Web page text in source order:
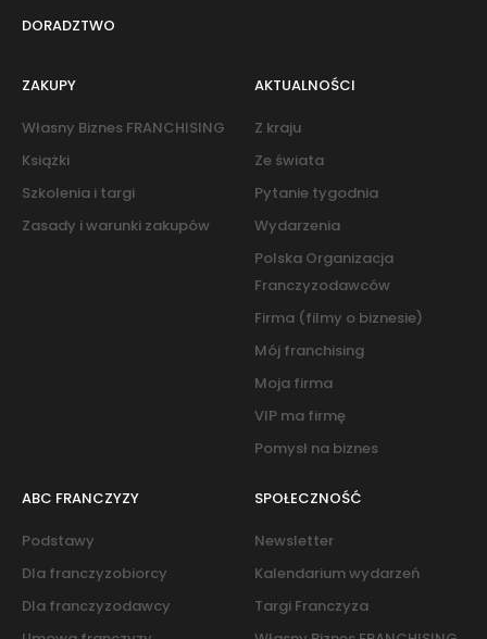
DORADZTWO
ZAKUPY
Własny Biznes FRANCHISING
Książki
Szkolenia i targi
Zasady i warunki zakupów
AKTUALNOŚCI
Z kraju
Ze świata
Pytanie tygodnia
Wydarzenia
Polska Organizacja
Franczyzodawców
Firma (filmy o biznesie)
Mój franchising
Moja firma
VIP ma firmę
Pomysł na biznes
ABC FRANCZYZY
Podstawy
Dla franczyzobiorcy
Dla franczyzodawcy
SPOŁECZNOŚĆ
Newsletter
Kalendarium wydarzeń
Targi Franczyza